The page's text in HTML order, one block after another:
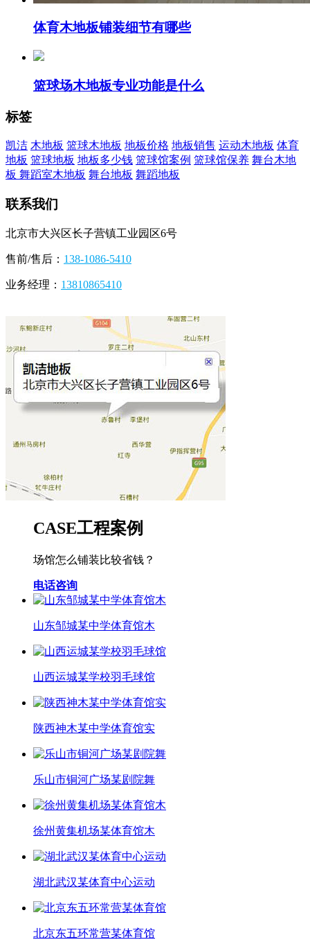
体育木地板铺装细节有哪些
篮球场木地板专业功能是什么
标签
凯洁 木地板 篮球木地板 地板价格 地板销售 运动木地板 体育
地板 篮球地板 地板多少钱 篮球馆案例 篮球馆保养 舞台木地
板 舞蹈室木地板 舞台地板 舞蹈地板
联系我们
北京市大兴区长子营镇工业园区6号
售前/售后： 138-1086-5410
业务经理： 13810865410
CASE工程案例
场馆怎么铺装比较省钱？
电话咨询
山东邹城某中学体育馆木
山西运城某学校羽毛球馆
陕西神木某中学体育馆实
乐山市铜河广场某剧院舞
徐州黄集机场某体育馆木
湖北武汉某体育中心运动
北京东五环常营某体育馆